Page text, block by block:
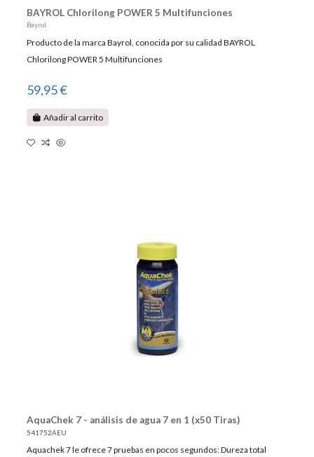
BAYROL Chlorilong POWER 5 Multifunciones
Bayrol
Producto de la marca Bayrol, conocida por su calidad BAYROL
Chlorilong POWER 5 Multifunciones
59,95 €
Añadir al carrito
AquaChek 7 - análisis de agua 7 en 1 (x50 Tiras)
541752AEU
Aquachek 7 le ofrece 7 pruebas en pocos segundos: Dureza total